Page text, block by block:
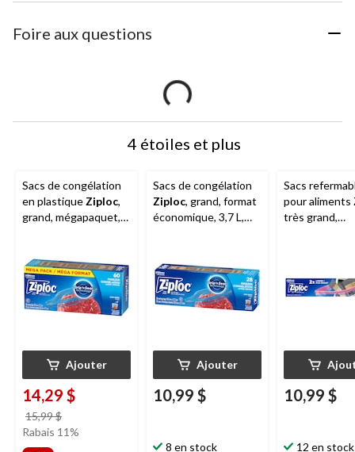
Foire aux questions
4 étoiles et plus
Sacs de congélation
en plastique Ziploc,
grand, mégapaquet,
Ajouter
14,29 $
15,99 $
était
Rabais 11%
Sacs de congélation
Ziploc, grand, format
économique, 3,7 L,
Ajouter
10,99 $
8 en stock
Sacs
pour aliments
très grand,
10,99 $
12 en stock